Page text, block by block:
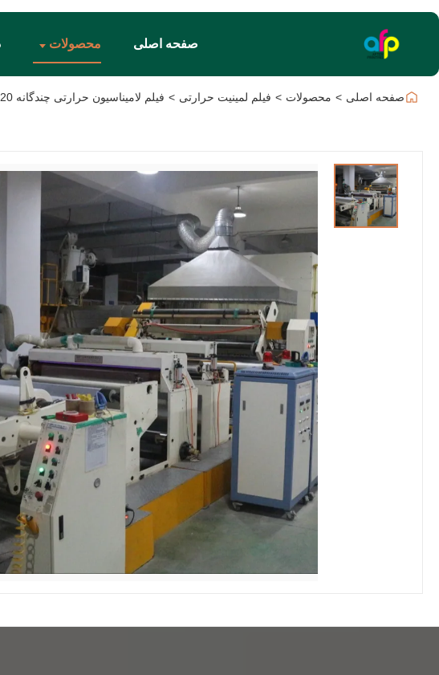
صفحه اصلی محصولات
صفحه اصلی > محصولات > فیلم لمینیت حرارتی > فیلم لامیناسیون حرارتی چندگانه 20 میکروونی دو طرفه کرونا برای لامینات کاغذی درمان شده است